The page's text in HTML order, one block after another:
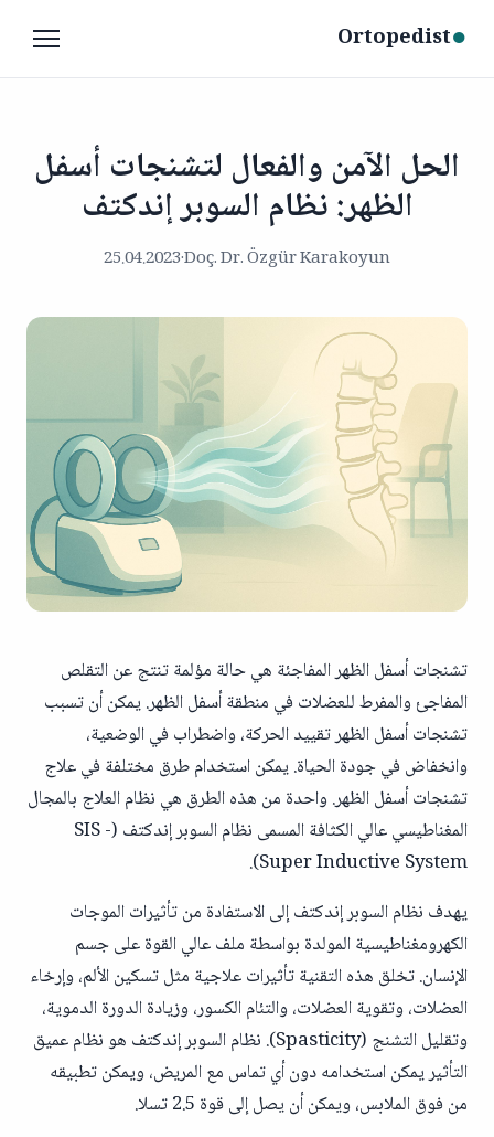
●
Ortopedist
الحل الآمن والفعال لتشنجات أسفل
الظهر: نظام السوبر إندكتف
Doç. Dr. Özgür Karakoyun
·
25.04.2023
تشنجات أسفل الظهر المفاجئة هي حالة مؤلمة تنتج عن التقلص
المفاجئ والمفرط للعضلات في منطقة أسفل الظهر. يمكن أن تسبب
تشنجات أسفل الظهر تقييد الحركة، واضطراب في الوضعية،
وانخفاض في جودة الحياة. يمكن استخدام طرق مختلفة في علاج
تشنجات أسفل الظهر. واحدة من هذه الطرق هي نظام العلاج بالمجال
المغناطيسي عالي الكثافة المسمى نظام السوبر إندكتف (SIS -
Super Inductive System).
يهدف نظام السوبر إندكتف إلى الاستفادة من تأثيرات الموجات
الكهرومغناطيسية المولدة بواسطة ملف عالي القوة على جسم
الإنسان. تخلق هذه التقنية تأثيرات علاجية مثل تسكين الألم، وإرخاء
العضلات، وتقوية العضلات، والتئام الكسور، وزيادة الدورة الدموية،
وتقليل التشنج (Spasticity). نظام السوبر إندكتف هو نظام عميق
التأثير يمكن استخدامه دون أي تماس مع المريض، ويمكن تطبيقه
من فوق الملابس، ويمكن أن يصل إلى قوة 2.5 تسلا.